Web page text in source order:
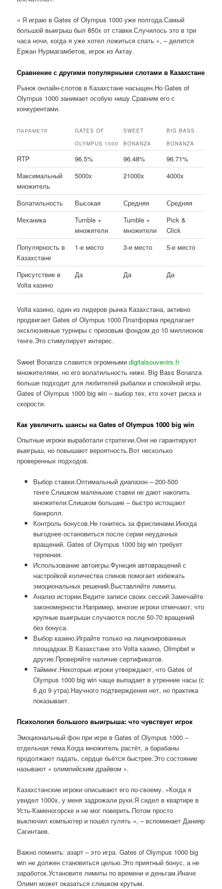
« Я играю в Gates of Olympus 1000 уже полгода.Самый
большой выигрыш был 850x от ставки.Случилось это в три
часа ночи, когда я уже хотел ложиться спать », – делится
Ержан Нурмагамбетов, игрок из Актау.
Сравнение с другими популярными слотами в Казахстане
Рынок онлайн-слотов в Казахстане насыщен.Но Gates of
Olympus 1000 занимает особую нишу.Сравним его с
конкурентами.
ПАРАМЕТР
GATES OF
OLYMPUS 1000
SWEET
BONANZA
BIG BASS
BONANZA
RTP 96.5% 96.48%
96.71%
Максимальный
множитель
5000x 21000x 4000x
Волатильность Высокая Средняя
Средняя
Механика
Tumble +
множители
Tumble +
множители
Pick &
Click
Популярность в
Казахстане
1-е место 3-е место 5-е место
Присутствие в
Volta казино
Да Да Да
Volta казино, один из лидеров рынка Казахстана, активно
продвигает Gates of Olympus 1000.Платформа предлагает
эксклюзивные турниры с призовым фондом до 10 миллионов
тенге.Это стимулирует интерес.
Sweet Bonanza славится огромнымиdigitalsouvenirs.fr
множителями, но его волатильность ниже. Big Bass Bonanza
больше подходит для любителей рыбалки и спокойной игры.
Gates of Olympus 1000 big win – выбор тех, кто хочет риска и
скорости.
Как увеличить шансы на Gates of Olympus 1000 big win
Опытные игроки выработали стратегии.Они не гарантируют
выигрыш, но повышают вероятность.Вот несколько
проверенных подходов.
Выбор ставки.Оптимальный диапазон – 200-500
тенге.Слишком маленькие ставки не дают накопить
множители.Слишком большие – быстро истощают
банкролл.
Контроль бонусов.Не гонитесь за фриспинами.Иногда
выгоднее остановиться после серии неудачных
вращений. Gates of Olympus 1000 big win требует
терпения.
Использование автоигры.Функция автовращений с
настройкой количества спинов помогает избежать
эмоциональных решений.Выставляйте лимиты.
Анализ истории.Ведите записи своих сессий.Замечайте
закономерности.Например, многие игроки отмечают, что
крупные выигрыши случаются после 50-70 вращений
без бонуса.
Выбор казино.Играйте только на лицензированных
площадках.В Казахстане это Volta казино, Olimpbet и
другие.Проверяйте наличие сертификатов.
Тайминг.Некоторые игроки утверждают, что Gates of
Olympus 1000 big win чаще выпадает в утренние часы (с
6 до 9 утра).Научного подтверждения нет, но практика
показывает.
Психология большого выигрыша: что чувствует игрок
Эмоциональный фон при игре в Gates of Olympus 1000 –
отдельная тема.Когда множитель растёт, а барабаны
продолжают падать, сердце бьётся быстрее.Это состояние
называют « олимпийским драйвом ».
Казахстанские игроки описывают его по-своему. »Когда я
увидел 1000x, у меня задрожали руки.Я сидел в квартире в
Усть-Каменогорске и не мог поверить.Потом просто
выключил компьютер и пошёл гулять », – вспоминает Данияр
Сагинтаев.
Важно помнить: азарт – это игра. Gates of Olympus 1000 big
win не должен становиться целью.Это приятный бонус, а не
заработок.Установите лимиты по времени и деньгам.Иначе
Олимп может оказаться слишком крутым.